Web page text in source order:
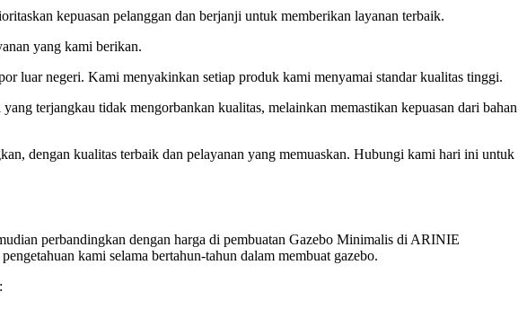
kepuasan pelanggan dan berjanji untuk memberikan layanan terbaik.
yang kami berikan.
luar negeri. Kami menyakinkan setiap produk kami menyamai standar kualitas tinggi.
terjangkau tidak mengorbankan kualitas, melainkan memastikan kepuasan dari bahan
dengan kualitas terbaik dan pelayanan yang memuaskan. Hubungi kami hari ini untuk
perbandingkan dengan harga di pembuatan Gazebo Minimalis di ARINIE
kami selama bertahun-tahun dalam membuat gazebo.